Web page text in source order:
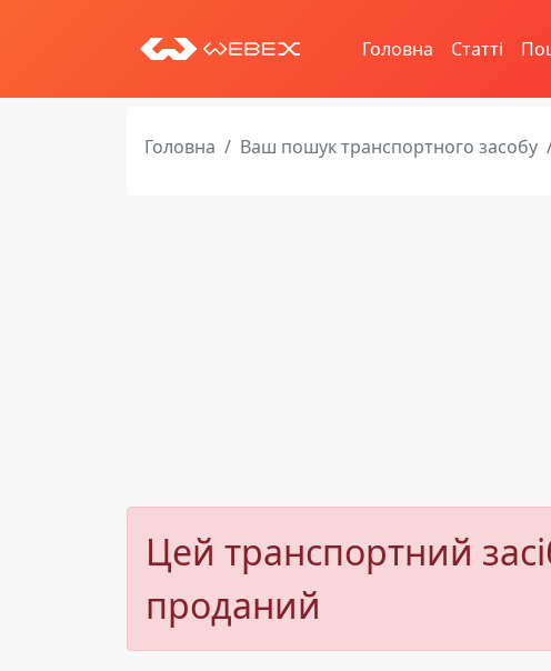
Головна Статті
Головна Ваш пошук транспортного засобу
Цей транспортний
проданий